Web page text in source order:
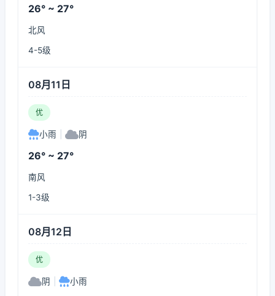
26° ~ 27°
北风
4-5级
08月11日
优
小雨 阴
26° ~ 27°
南风
1-3级
08月12日
优
阴 小雨